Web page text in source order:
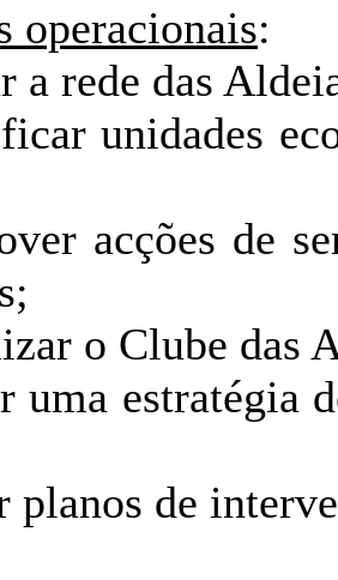
operacionais:
rede das
unidades
acções de
o Clube das
estratégia
de